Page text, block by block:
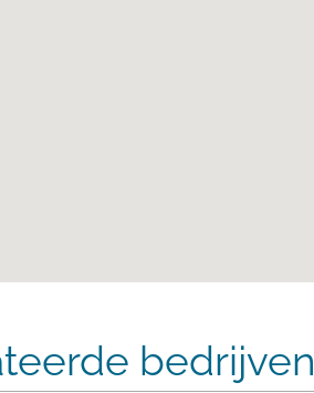
bedrijven